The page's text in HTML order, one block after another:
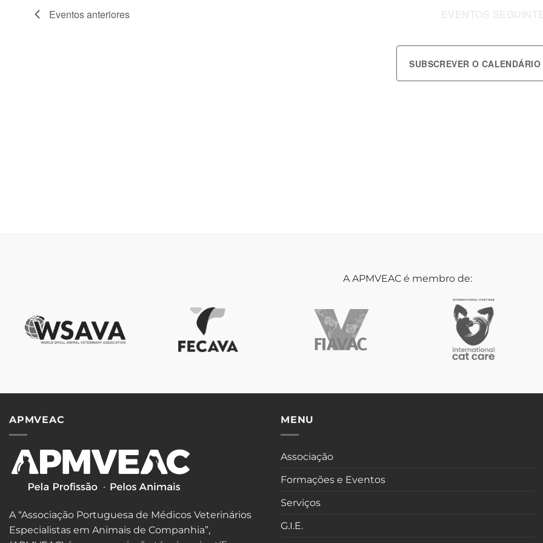
Eventosanteriores EVENTOS
SUBSCREVER O CALENDÁRIO
A APMVEAC é membro de:
APMVEAC
A “Associação Portuguesa de Médicos Veterinários
Especialistas em Animais de Companhia”,
MENU
Associação
Formações e Eventos
Serviços
G.I.E.